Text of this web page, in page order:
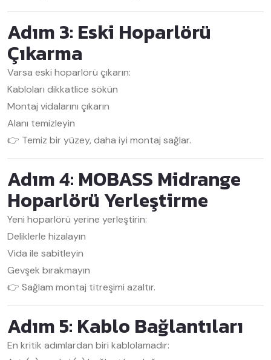
Adım 3: Eski Hoparlörü
Çıkarma
Varsa eski hoparlörü çıkarın:
Kabloları dikkatlice sökün
Montaj vidalarını çıkarın
Alanı temizleyin
👉 Temiz bir yüzey, daha iyi montaj sağlar.
Adım 4: MOBASS Midrange
Hoparlörü Yerleştirme
Yeni hoparlörü yerine yerleştirin:
Deliklerle hizalayın
Vida ile sabitleyin
Gevşek bırakmayın
👉 Sağlam montaj titreşimi azaltır.
Adım 5: Kablo Bağlantıları
En kritik adımlardan biri kablolamadır: